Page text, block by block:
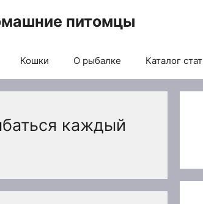
питомцы
Кошки О рыбалке Каталог
каждый